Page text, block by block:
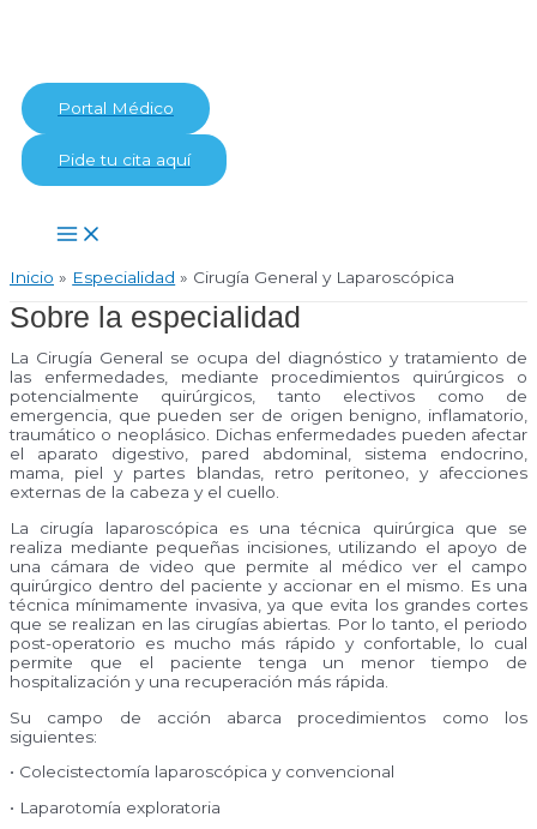
Portal Médico
Pide tu cita aquí
Main
Menu
Inicio
Especialidad Cirugía General y Laparoscópica
Sobre la especialidad
La Cirugía General se ocupa del diagnóstico y tratamiento de
las enfermedades, mediante procedimientos quirúrgicos o
potencialmente quirúrgicos, tanto electivos como de
emergencia, que pueden ser de origen benigno, inflamatorio,
traumático o neoplásico. Dichas enfermedades pueden afectar
el aparato digestivo, pared abdominal, sistema endocrino,
mama, piel y partes blandas, retro peritoneo, y afecciones
externas de la cabeza y el cuello.
La cirugía laparoscópica es una técnica quirúrgica que se
realiza mediante pequeñas incisiones, utilizando el apoyo de
una cámara de video que permite al médico ver el campo
quirúrgico dentro del paciente y accionar en el mismo. Es una
técnica mínimamente invasiva, ya que evita los grandes cortes
que se realizan en las cirugías abiertas. Por lo tanto, el periodo
post-operatorio es mucho más rápido y confortable, lo cual
permite que el paciente tenga un menor tiempo de
hospitalización y una recuperación más rápida.
Su campo de acción abarca procedimientos como los
siguientes:
• Colecistectomía laparoscópica y convencional
• Laparotomía exploratoria